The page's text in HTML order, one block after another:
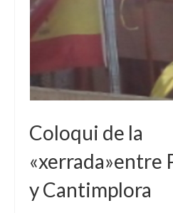
Coloqui de la
«xerrada»entre
y Cantimplora